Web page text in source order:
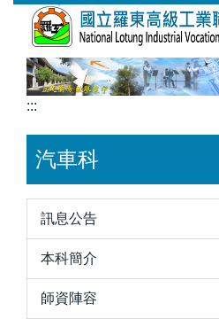
:::
汽車科
訊息公告
本科簡介
師資陣容